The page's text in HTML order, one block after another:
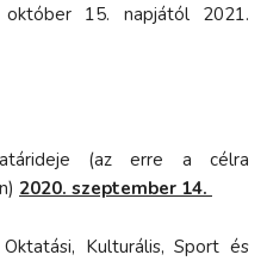
15. napjától 2021.
(az erre a célra
2020. szeptember 14.
Kulturális, Sport és